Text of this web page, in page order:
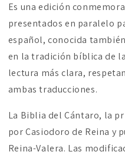
Geneva
Bible
1599
-
Edición
Conmemorativa
Reforma
Geneva
Bible
1599
-
Edición
Reforma
Es una edición
presentados en paralelo
español, conocida
en la tradición bíblica de
lectura más clara,
ambas traducciones.
La Biblia del Cántaro, la
por Casiodoro de Reina y
Reina-Valera. Las